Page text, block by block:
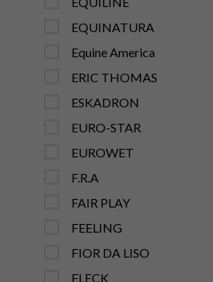
EQUINATURA
Equine America
ERIC THOMAS
ESKADRON
EURO-STAR
EUROWET
F.R.A
FAIR PLAY
FEELING
FIOR DA LISO
FLECK